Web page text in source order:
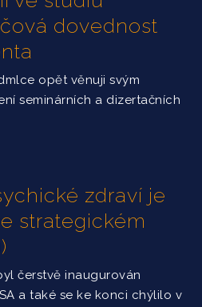
dovednost
opět věnuji svým
seminárních a dizertačních
zdraví je
strategickém
čerstvě inaugurován
a také se ke konci chýlilo v